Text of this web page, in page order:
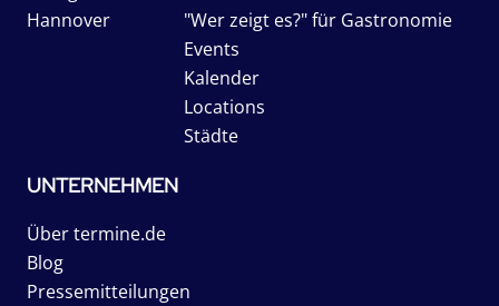
Hannover
"Wer zeigt es?" für Gastronomie
Events
Kalender
Locations
Städte
UNTERNEHMEN
Über termine.de
Blog
Pressemitteilungen